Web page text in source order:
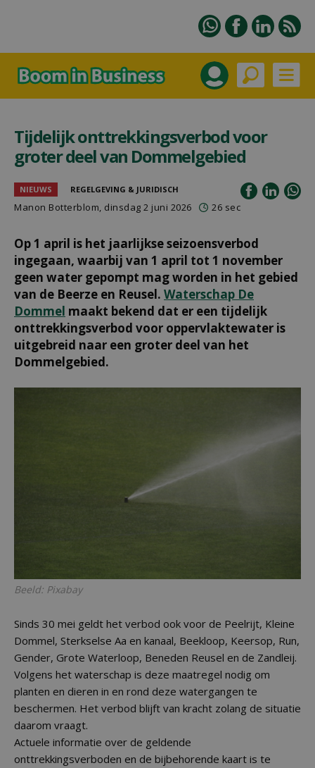
Tijdelijk onttrekkingsverbod voor
groter deel van Dommelgebied
NIEUWS REGELGEVING & JURIDISCH
Manon Botterblom, dinsdag 2 juni 2026 26 sec
Op 1 april is het jaarlijkse seizoensverbod
ingegaan, waarbij van 1 april tot 1 november
geen water gepompt mag worden in het gebied
van de Beerze en Reusel. Waterschap De
Dommel maakt bekend dat er een tijdelijk
onttrekkingsverbod voor oppervlaktewater is
uitgebreid naar een groter deel van het
Dommelgebied.
Beeld: Pixabay
Sinds 30 mei geldt het verbod ook voor de Peelrijt, Kleine
Dommel, Sterkselse Aa en kanaal, Beekloop, Keersop, Run,
Gender, Grote Waterloop, Beneden Reusel en de Zandleij.
Volgens het waterschap is deze maatregel nodig om
planten en dieren in en rond deze watergangen te
beschermen. Het verbod blijft van kracht zolang de situatie
daarom vraagt.
Actuele informatie over de geldende
onttrekkingsverboden en de bijbehorende kaart is te